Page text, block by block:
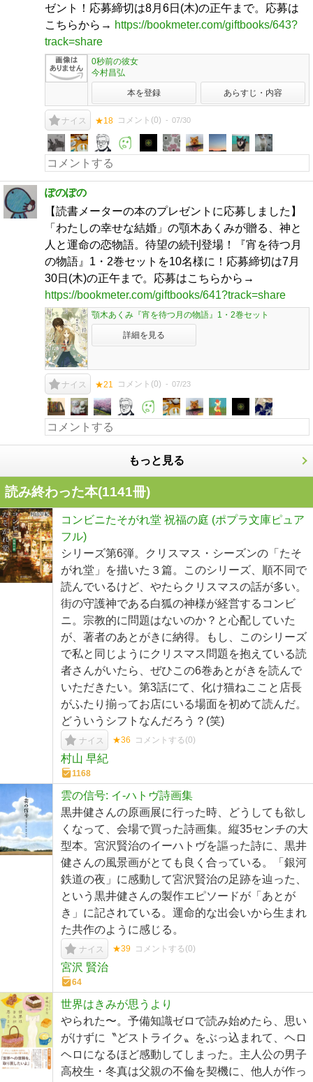
ゼント！応募締切は8月6日(木)の正午まで。応募は
こちらから→ https://bookmeter.com/giftbooks/643?
track=share
0秒前の彼女
今村昌弘
本を登録 あらすじ・内容
ナイス ★18 コメント(0) 07/30
ぽのぽの
【読書メーターの本のプレゼントに応募しました】
「わたしの幸せな結婚」の顎木あくみが贈る、神と
人と運命の恋物語。待望の続刊登場！『宵を待つ月
の物語』1・2巻セットを10名様に！応募締切は7月
30日(木)の正午まで。応募はこちらから→
https://bookmeter.com/giftbooks/641?track=share
顎木あくみ『宵を待つ月の物語』1・2巻セット
詳細を見る
ナイス ★21 コメント(0) 07/23
もっと見る
読み終わった本(1141冊)
コンビニたそがれ堂 祝福の庭 (ポプラ文庫ピュア
フル)
シリーズ第6弾。クリスマス・シーズンの「たそ
がれ堂」を描いた３篇。このシリーズ、順不同で
読んでいるけど、やたらクリスマスの話が多い。
街の守護神である白狐の神様が経営するコンビ
ニ。宗教的に問題はないのか？と心配していた
が、著者のあとがきに納得。もし、このシリーズ
で私と同じようにクリスマス問題を抱えている読
者さんがいたら、ぜひこの6巻あとがきを読んで
いただきたい。第3話にて、化け猫ねここと店長
がふたり揃ってお店にいる場面を初めて読んだ。
どういうシフトなんだろう？(笑)
ナイス ★36 コメントする(0)
村山 早紀
1168
雲の信号: イ-ハトヴ詩画集
黒井健さんの原画展に行った時、どうしても欲し
くなって、会場で買った詩画集。縦35センチの大
型本。宮沢賢治のイーハトヴを謳った詩に、黒井
健さんの風景画がとても良く合っている。「銀河
鉄道の夜」に感動して宮沢賢治の足跡を辿った、
という黒井健さんの製作エピソードが「あとが
き」に記されている。運命的な出会いから生まれ
た共作のように感じる。
ナイス ★39 コメントする(0)
宮沢 賢治
64
世界はきみが思うより
やられた〜。予備知識ゼロで読み始めたら、思い
がけずに〝どストライク〟をぶっ込まれて、ヘロ
ヘロになるほど感動してしまった。主人公の男子
高校生・冬真は父親の不倫を契機に、他人が作っ